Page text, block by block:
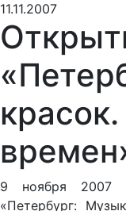
11.11.2007
9 ноября 2007
«Петербург: